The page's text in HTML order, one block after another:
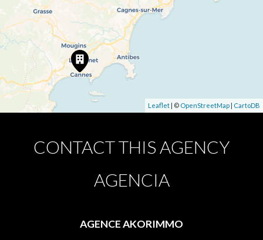
Leaflet | © OpenStreetMap | CartoDB
CONTACT THIS AGENCY
AGENCIA
AGENCE AKORIMMO